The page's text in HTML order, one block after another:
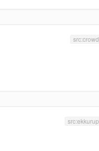
src:crowd
src:ekkurup